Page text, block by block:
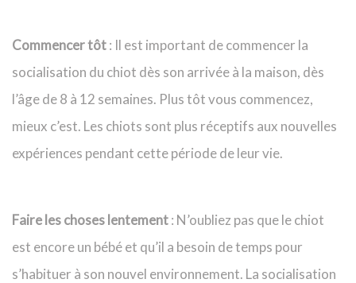
Commencer tôt: Il est important de commencer la
socialisation du chiot dès son arrivée à la maison, dès
l’âge de 8 à 12 semaines. Plus tôt vous commencez,
mieux c’est. Les chiots sont plus réceptifs aux nouvelles
expériences pendant cette période de leur vie.
Faire les choses lentement: N’oubliez pas que le chiot
est encore un bébé et qu’il a besoin de temps pour
s’habituer à son nouvel environnement. La socialisation